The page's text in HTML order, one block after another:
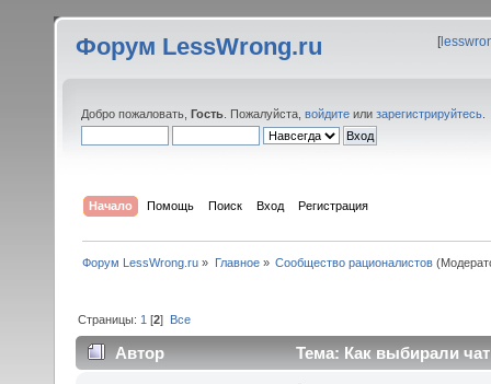
Форум LessWrong.ru [
Добро пожаловать, Гость . Пожалуйста, войдите или зарегистрируйтесь
Начало Помощь Поиск Вход Регистрация
Форум LessWrong.ru » Главное» Сообщество рационалистов
Страницы: 1 [2] Все
Автор Тема: Как выбирали